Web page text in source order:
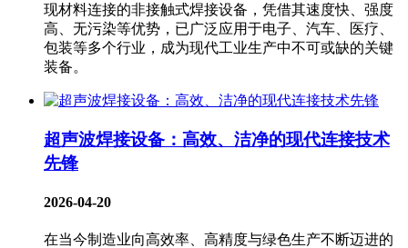
现材料连接的非接触式焊接设备，凭借其速度快、强度
高、无污染等优势，已广泛应用于电子、汽车、医疗、
包装等多个行业，成为现代工业生产中不可或缺的关键
装备。
超声波焊接设备：高效、洁净的现代连接技术
先锋
2026-04-20
在当今制造业向高效率、高精度与绿色生产不断迈进的